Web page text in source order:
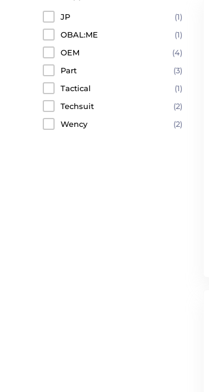
JP
(1)
OBAL:ME
(1)
OEM
(4)
Part
(3)
Tactical
(1)
Techsuit
(2)
Wency
(2)